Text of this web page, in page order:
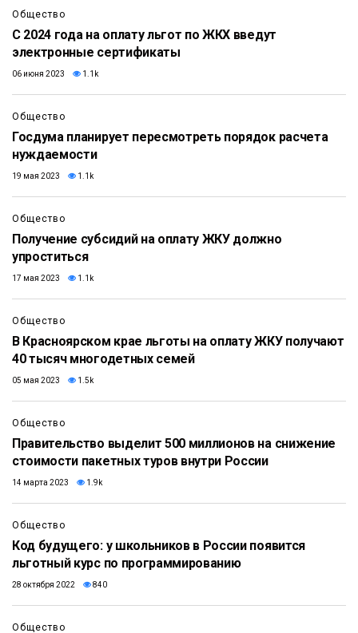
Общество
С 2024 года на оплату льгот по ЖКХ введут
электронные сертификаты
06 июня 2023 1.1k
Общество
Госдума планирует пересмотреть порядок расчета
нуждаемости
19 мая 2023 1.1k
Общество
Получение субсидий на оплату ЖКУ должно
упроститься
17 мая 2023 1.1k
Общество
В Красноярском крае льготы на оплату ЖКУ получают
40 тысяч многодетных семей
05 мая 2023 1.5k
Общество
Правительство выделит 500 миллионов на снижение
стоимости пакетных туров внутри России
14 марта 2023 1.9k
Общество
Код будущего: у школьников в России появится
льготный курс по программированию
28 октября 2022 840
Общество